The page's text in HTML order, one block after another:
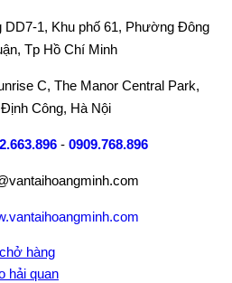
1, Khu phố 61, Phường Đông
Tp Hồ Chí Minh
C, The Manor Central Park,
Công, Hà Nội
- 0909.768.896
hàng
hải quan